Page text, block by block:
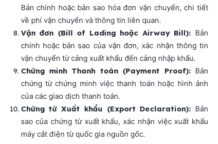
Bản chính hoặc bản sao hóa đơn vận chuyển, chi tiết
về phí vận chuyển và thông tin liên quan.
Vận đơn (Bill of Lading hoặc Airway Bill): Bản
chính hoặc bản sao của vận đơn, xác nhận thông tin
vận chuyển từ cảng xuất khẩu đến cảng nhập khẩu.
Chứng minh Thanh toán (Payment Proof): Bản
chứng từ chứng minh việc thanh toán hoặc hình ảnh
của các giao dịch thanh toán.
Chứng từ Xuất khẩu (Export Declaration): Bản
sao của chứng từ xuất khẩu, xác nhận việc xuất khẩu
máy cắt điện từ quốc gia nguồn gốc.